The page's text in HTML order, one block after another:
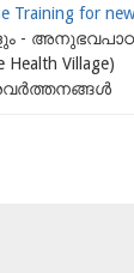
for newly
Village)